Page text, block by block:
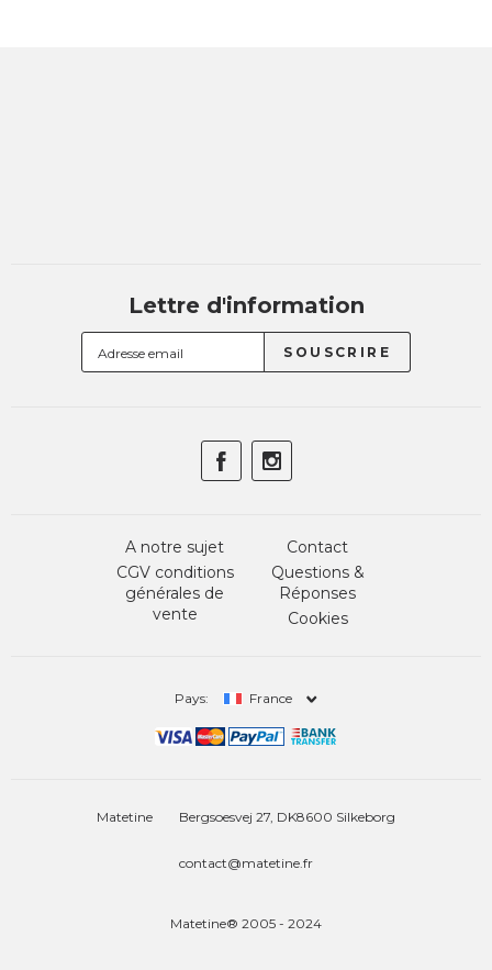
Lettre d'information
A notre sujet
CGV conditions
générales de
vente
Contact
Questions &
Réponses
Cookies
Pays: France
Matetine Bergsoesvej 27, DK8600 Silkeborg
contact@matetine.fr
Matetine® 2005 - 2024